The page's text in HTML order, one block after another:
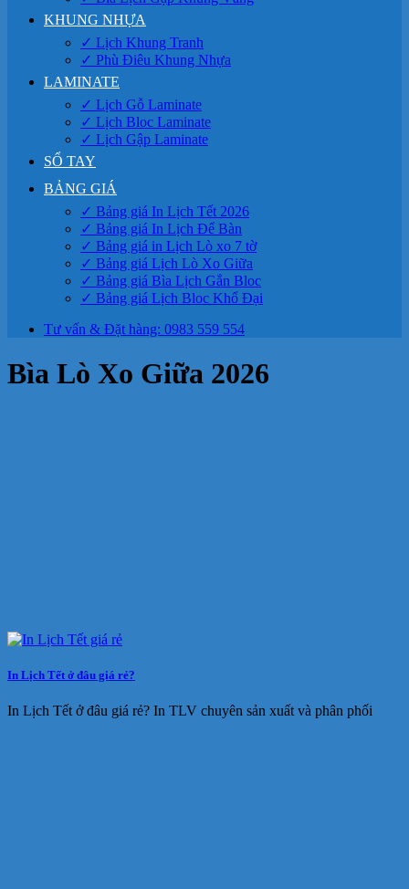
KHUNG NHỰA
✓ Lịch Khung Tranh
✓ Phù Điêu Khung Nhựa
LAMINATE
✓ Lịch Gỗ Laminate
✓ Lịch Bloc Laminate
✓ Lịch Gập Laminate
SỔ TAY
BẢNG GIÁ
✓ Bảng giá In Lịch Tết 2026
✓ Bảng giá In Lịch Để Bàn
✓ Bảng giá in Lịch Lò xo 7 tờ
✓ Bảng giá Lịch Lò Xo Giữa
✓ Bảng giá Bìa Lịch Gắn Bloc
✓ Bảng giá Lịch Bloc Khổ Đại
Tư vấn & Đặt hàng: 0983 559 554
Bìa Lò Xo Giữa 2026
In Lịch Tết ở đâu giá rẻ?
In Lịch Tết ở đâu giá rẻ? In TLV chuyên sản xuất và phân phối